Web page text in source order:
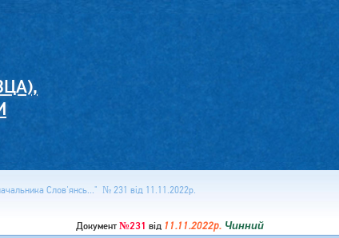
Слов'янсь..." № 231 від 11.11.2022р.
Документ №231 від 11.11.2022р.Чинний